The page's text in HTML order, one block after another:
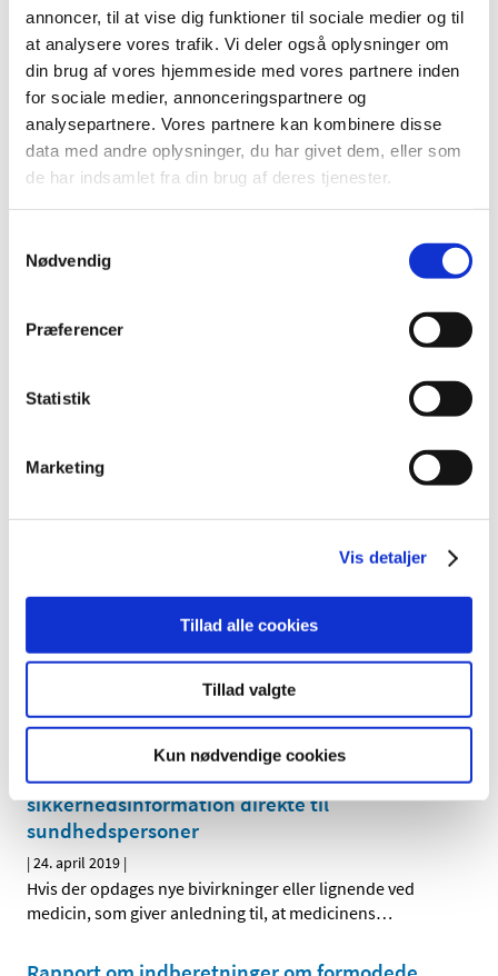
annoncer, til at vise dig funktioner til sociale medier og til
at analysere vores trafik. Vi deler også oplysninger om
din brug af vores hjemmeside med vores partnere inden
for sociale medier, annonceringspartnere og
analysepartnere. Vores partnere kan kombinere disse
data med andre oplysninger, du har givet dem, eller som
de har indsamlet fra din brug af deres tjenester.
Nødvendig
Præferencer
Statistik
Marketing
Vis detaljer
Tillad alle cookies
Tillad valgte
Kun nødvendige cookies
Ny rapport om indberettede formodede
bivirkninger ved medicinsk cannabis
7. maj 2020
Svimmelhed, diarré og træthed er blandt de formodede
bivirkninger, der er beskrevet i de i alt 66…
Nye test- og behandlingsanbefalinger for
capecitabin, tegafur og flucytosine
afsluttet en evaluering (referral) af fluorouracil og
…
Suspendering af Esmya til behandling af
fibromer i livmoderen mens EMA undersøger
|16. marts 2020
kvinder ophører med at tage ulipristalacetat (Esmya) til…
|18. november 2019|
Det europæiske lægemiddelagentur EMA konkluderer, at
Xeljanz (tofacitinib) kan øge risikoen for blodpropper i…
Lægemiddelstyrelsen vil fremover sende
sikkerhedsinformation direkte til
sundhedspersoner
| 24. april 2019 |
Hvis der opdages nye bivirkninger eller lignende ved
medicin, som giver anledning til, at medicinens…